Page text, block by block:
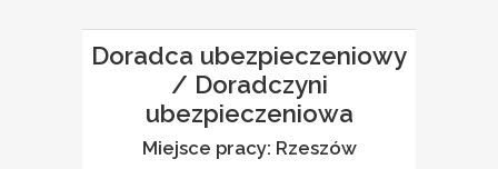
Doradca ubezpieczeniowy
/ Doradczyni
ubezpieczeniowa
Miejsce pracy: Rzeszów